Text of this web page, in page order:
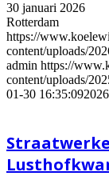
30 januari 2026
Rotterdam
https://
content/uploads/
admin https://
content/uploads/
01-30 16:35:09